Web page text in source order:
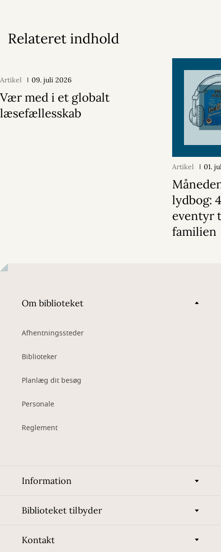
Relateret indhold
Artikel 09. juli 2026
Vær med i et globalt
læsefællesskab
Artikel 01.
lydbog:
eventyr
familien
Om biblioteket
Afhentningssteder
Biblioteker
Planlæg dit besøg
Personale
Reglement
Information
Biblioteket tilbyder
Kontakt